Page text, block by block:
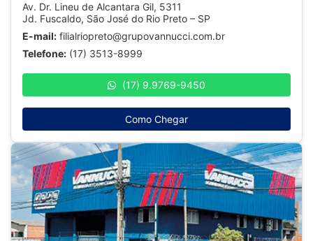
Av. Dr. Lineu de Alcantara Gil, 5311
Jd. Fuscaldo, São José do Rio Preto – SP
E-mail: filialriopreto@grupovannucci.com.br
Telefone: (17) 3513-8999
(17) 9.9769-9450
Como Chegar